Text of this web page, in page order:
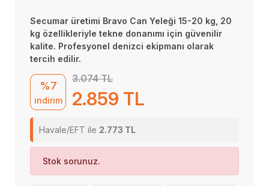
Secumar üretimi Bravo Can Yeleği 15-20 kg, 20
kg özellikleriyle tekne donanımı için güvenilir
kalite. Profesyonel denizci ekipmanı olarak
tercih edilir.
%7
indirim
3.074 TL
2.859 TL
Havale/EFT ile 2.773 TL
Stok sorunuz.